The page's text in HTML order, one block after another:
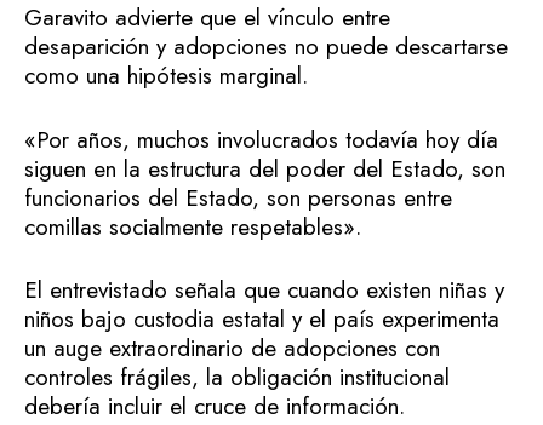
Garavito advierte que el vínculo entre
desaparición y adopciones no puede descartarse
como una hipótesis marginal.
«Por años, muchos involucrados todavía hoy día
siguen en la estructura del poder del Estado, son
funcionarios del Estado, son personas entre
comillas socialmente respetables».
El entrevistado señala que cuando existen niñas y
niños bajo custodia estatal y el país experimenta
un auge extraordinario de adopciones con
controles frágiles, la obligación institucional
debería incluir el cruce de información.